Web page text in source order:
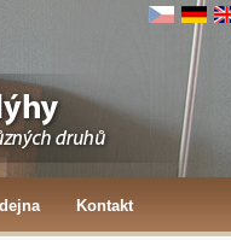
Kontakt